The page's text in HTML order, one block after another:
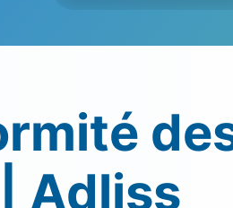
Adliss